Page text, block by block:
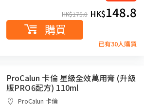
HK$175.0 HK$148.8
購買
已有30人購買
ProCalun 卡倫 星級全效萬用膏 (升級
版PRO6配方) 110ml
ProCalun 卡倫